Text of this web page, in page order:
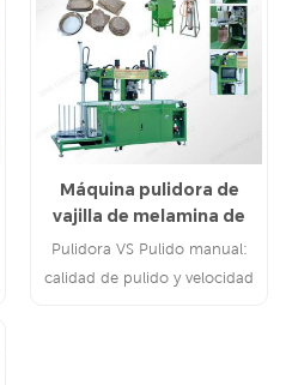
Máquina pulidora de
vajilla de melamina de
alta eficiencia
Pulidora VS Pulido manual:
calidad de pulido y velocidad